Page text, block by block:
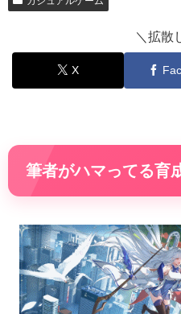
＼拡散
X
筆者がハマってる育